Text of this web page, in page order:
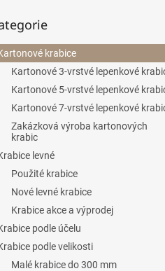
krabice
Kartonové 3-vrstvé lepenkové
Kartonové 5-vrstvé lepenkové
Kartonové 7-vrstvé lepenkové
Zakázková výroba kartonových
krabic
levné
Použité krabice
Nové levné krabice
Krabice akce a výprodej
podle účelu
podle velikosti
Malé krabice do 300 mm